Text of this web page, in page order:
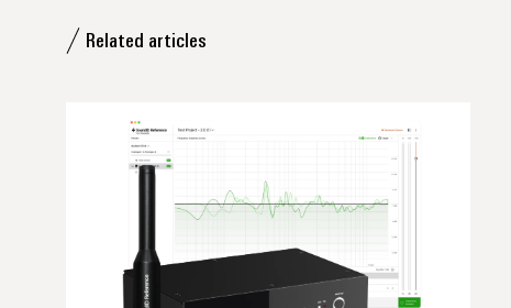
Related articles